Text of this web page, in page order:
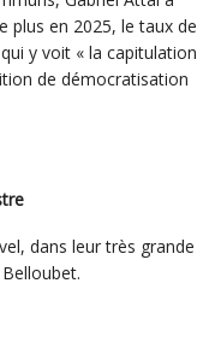
plus en 2025, le taux de
y voit « la capitulation
de démocratisation
dans leur très grande